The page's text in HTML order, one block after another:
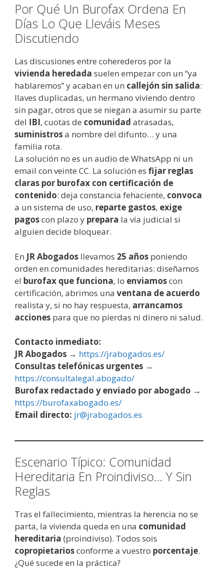
Por Qué Un Burofax Ordena En
Días Lo Que Lleváis Meses
Discutiendo
Las discusiones entre coherederos por la
vivienda heredada suelen empezar con un “ya
hablaremos” y acaban en un callejón sin salida:
llaves duplicadas, un hermano viviendo dentro
sin pagar, otros que se niegan a asumir su parte
del IBI, cuotas de comunidad atrasadas,
suministrosa nombre del difunto… y una
familia rota.
La solución no es un audio de WhatsApp ni un
email con veinte CC. La solución es fijar reglas
claras por burofax con certificación de
contenido: deja constancia fehaciente, convoca
a un sistema de uso, reparte gastos, exige
pagoscon plazo y prepara la vía judicial si
alguien decide bloquear.
En JR Abogados llevamos 25 años poniendo
orden en comunidades hereditarias: diseñamos
el burofax que funciona, lo enviamoscon
certificación, abrimos una ventana de acuerdo
realista y, si no hay respuesta, arrancamos
acciones para que no pierdas ni dinero ni salud.
Contacto inmediato:
JR Abogados → https://jrabogados.es/
Consultas telefónicas urgentes →
https://consultalegal.abogado/
Burofax redactado y enviado por abogado →
https://burofaxabogado.es/
Email directo: jr@jrabogados.es
Escenario Típico: Comunidad
Hereditaria En Proindiviso… Y Sin
Reglas
Tras el fallecimiento, mientras la herencia no se
parta, la vivienda queda en una comunidad
hereditaria (proindiviso). Todos sois
copropietariosconforme a vuestro porcentaje.
¿Qué sucede en la práctica?